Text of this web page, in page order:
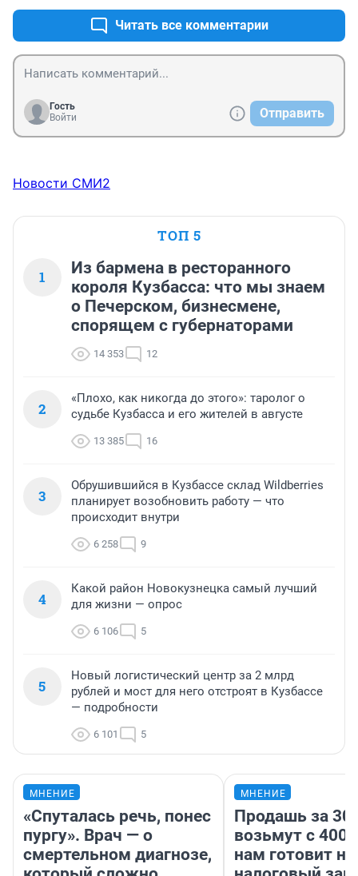
Читать все комментарии
Гость
Войти
Отправить
Новости СМИ2
ТОП 5
1
Из бармена в ресторанного
короля Кузбасса: что мы знаем
о Печерском, бизнесмене,
спорящем с губернаторами
14 353 12
2
«Плохо, как никогда до этого»: таролог о
судьбе Кузбасса и его жителей в августе
13 385 16
3
Обрушившийся в Кузбассе склад Wildberries
планирует возобновить работу — что
происходит внутри
6 258 9
4
Какой район Новокузнецка самый лучший
для жизни — опрос
6 106 5
5
Новый логистический центр за 2 млрд
рублей и мост для него отстроят в Кузбассе
— подробности
6 101 5
МНЕНИЕ
«Спуталась речь, понес
пургу». Врач — о
смертельном диагнозе,
МНЕНИЕ
Продашь за
возьмут с
нам готовит